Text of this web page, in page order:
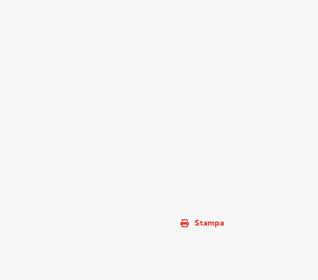
Stampa